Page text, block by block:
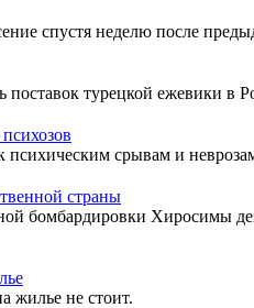
спустя неделю после
турецкой ежевики в
психическим срывам и
страны
бомбардировки Хиросимы
жилье не стоит.